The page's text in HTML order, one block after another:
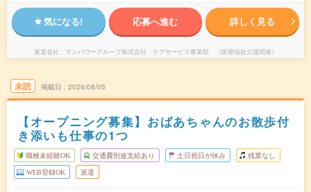
気になる! 応募へ進む 詳しく見る
派遣会社 マンパワーグループ株式会社 ケアサービス事業部 （医療福祉介護関連）
未読 掲載日 2026/08/05
【オープニング募集】おばあちゃんのお散歩付
き添いも仕事の1つ
職種未経験OK 交通費別途支給あり 土日祝日が休み 残業なし
WEB登録OK 派遣